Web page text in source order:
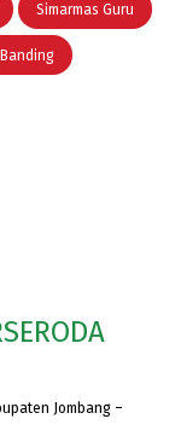
Simarmas Guru
Jombang –